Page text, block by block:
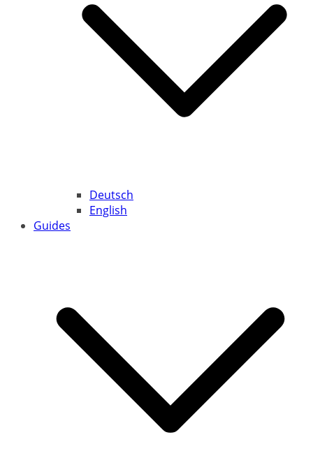
Deutsch
English
Guides